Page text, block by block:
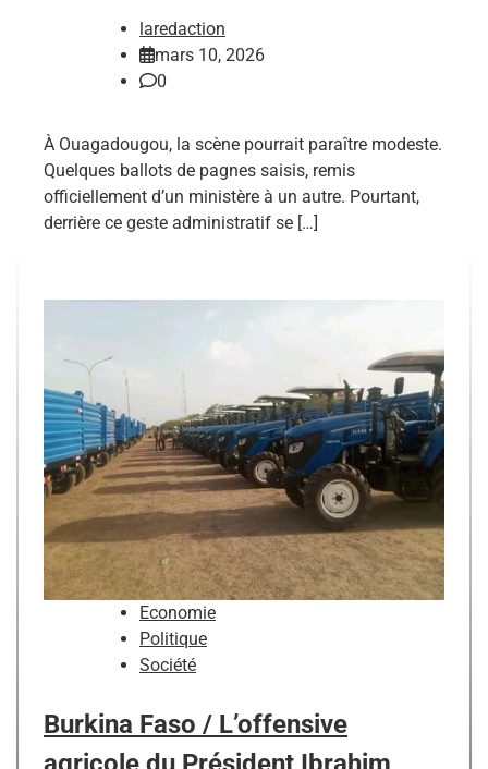
laredaction
mars 10, 2026
0
À Ouagadougou, la scène pourrait paraître modeste.
Quelques ballots de pagnes saisis, remis
officiellement d’un ministère à un autre. Pourtant,
derrière ce geste administratif se […]
Economie
Politique
Société
Burkina Faso / L’offensive